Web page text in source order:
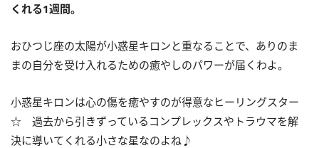
くれる1週間。
おひつじ座の太陽が小惑星キロンと重なることで、ありのま
まの自分を受け入れるための癒やしのパワーが届くわよ。
小惑星キロンは心の傷を癒やすのが得意なヒーリングスター
☆ 過去から引きずっているコンプレックスやトラウマを解
決に導いてくれる小さな星なのよね♪